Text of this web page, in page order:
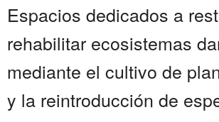
Espacios dedicados a
rehabilitar ecosistemas
mediante el cultivo de
y la reintroducción de